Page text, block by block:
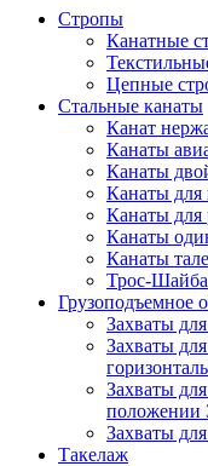
Стропы
Канатные
Цепные
Стальные канаты
Канат
Канаты
Канаты
Канаты для
Канаты для
Канаты
Канаты
Трос-Шайба
Грузоподъемное
Захваты
Захваты
Захваты
положении
Захваты
Такелаж